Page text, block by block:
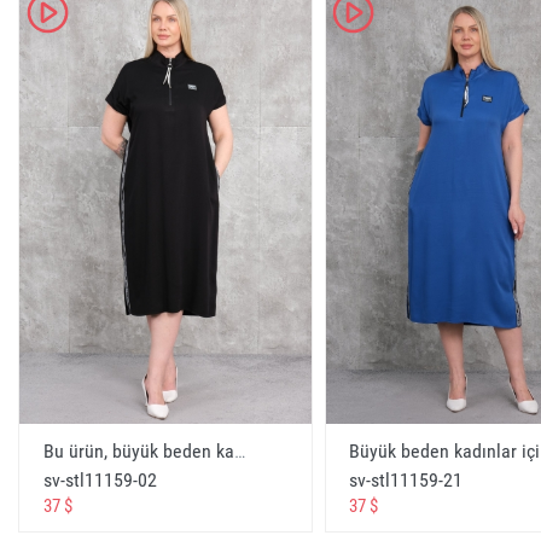
стелла одежда турция официальный сайт
الموقع الرسمي لملابس ستيلا تركيا
Salvezza , Santa Clara , Jazz Line , Sementa Tekstil
Andorra
büyük beden kadın giyim stella markası
big size women clothing stella brand
женская одежда большого размера stella brand
ملابس نسائية كبيرة الحجم ماركة ستيلا
B&G Store, Bagiza Toptan Tesettür Giyim, Romano
Sharbet
stella online toptan satış websitesi
stella online wholesale website
стелла онлайн оптовый сайт
K
Bu ürün, büyük beden kadınlar için tasarlanmış bir günlük elbisedir. Elbise, şıklığı ve rahatlığı bir arada sunarak günlük kullanım için idealdir. Siyah renkte olan bu elbise, her türlü aksesuar ve ayakkabı ile kolayca kombinlenebilir. Elbisenin bedeni seçenekleri 42, 44, 46 ve 48 olup, her bedene uyum sağlar. Kumaş içeriği %75 Pamuk, %20 Polyester ve %5 Likradan oluşmaktadır, bu da elbiseye hem rahatlık hem de esneklik kazandırır. Ön kısmında fermuarlı bir detay ve yanlarda şeritler bulunmaktadır. - Siyah
sv-stl11159-02
37 $
K
sv-stl11159-21
37 $